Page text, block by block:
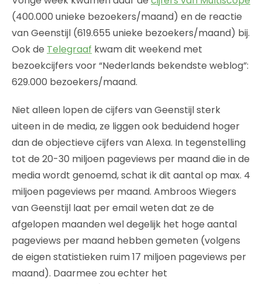
(400.000 unieke bezoekers/maand) en de reactie
van Geenstijl (619.655 unieke bezoekers/maand) bij.
Ook de Telegraaf kwam dit weekend met
bezoekcijfers voor “Nederlands bekendste weblog”:
629.000 bezoekers/maand.
Niet alleen lopen de cijfers van Geenstijl sterk
uiteen in de media, ze liggen ook beduidend hoger
dan de objectieve cijfers van Alexa. In tegenstelling
tot de 20-30 miljoen pageviews per maand die in de
media wordt genoemd, schat ik dit aantal op max. 4
miljoen pageviews per maand. Ambroos Wiegers
van Geenstijl laat per email weten dat ze de
afgelopen maanden wel degelijk het hoge aantal
pageviews per maand hebben gemeten (volgens
de eigen statistieken ruim 17 miljoen pageviews per
maand). Daarmee zou echter het